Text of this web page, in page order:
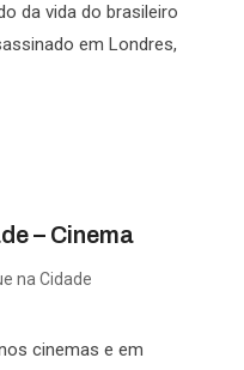
da vida do brasileiro
em Londres,
– Cinema
na Cidade
cinemas e em